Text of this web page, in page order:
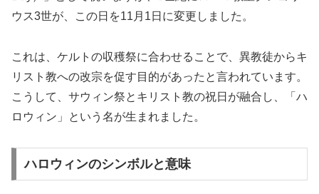
ウス3世が、この日を11月1日に変更しました。
これは、ケルトの収穫祭に合わせることで、異教徒からキ
リスト教への改宗を促す目的があったと言われています。
こうして、サウィン祭とキリスト教の祝日が融合し、「ハ
ロウィン」という名が生まれました。
ハロウィンのシンボルと意味